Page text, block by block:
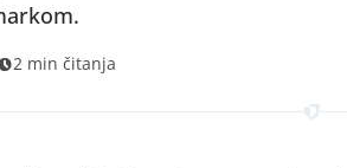
2 min čitanja